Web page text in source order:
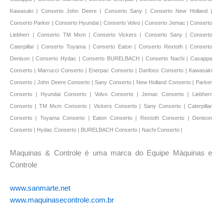
Maquinas & Controle é uma marca do Equipe Máquinas e
Controle
www.sanmarte.net
www.maquinasecontrole.com.br